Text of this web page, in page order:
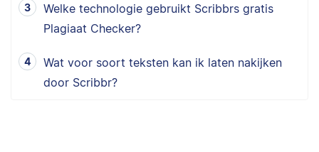
Welke technologie gebruikt Scribbrs gratis
Plagiaat Checker?
Wat voor soort teksten kan ik laten nakijken
door Scribbr?